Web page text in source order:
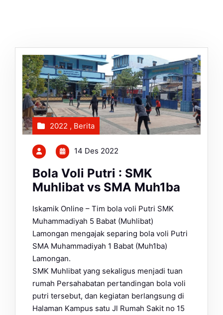
2022 , Berita
14 Des 2022
Bola Voli Putri : SMK
Muhlibat vs SMA Muh1ba
Iskamik Online – Tim bola voli Putri SMK
Muhammadiyah 5 Babat (Muhlibat)
Lamongan mengajak separing bola voli Putri
SMA Muhammadiyah 1 Babat (Muh1ba)
Lamongan.
SMK Muhlibat yang sekaligus menjadi tuan
rumah Persahabatan pertandingan bola voli
putri tersebut, dan kegiatan berlangsung di
Halaman Kampus satu Jl Rumah Sakit no 15